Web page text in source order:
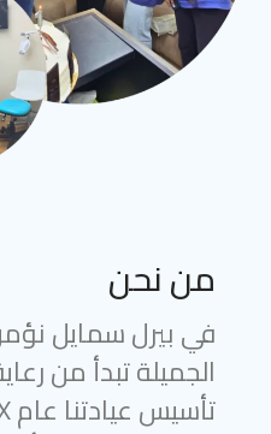
من نحن
في بيرل سمايل
الجميلة تبدأ من